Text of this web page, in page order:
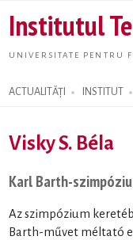
Institutul
UNIVERSITATE PENTRU
ACTUALITĂȚI INSTITUT
Search form
Visky S. Béla
Karl Barth-
Az szimpózium
Barth-művet méltató